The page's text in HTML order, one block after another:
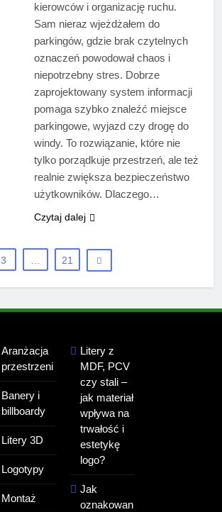
kierowców i organizację ruchu.
Sam nieraz wjeżdżałem do
parkingów, gdzie brak czytelnych
oznaczeń powodował chaos i
niepotrzebny stres. Dobrze
zaprojektowany system informacji
pomaga szybko znaleźć miejsce
parkingowe, wyjazd czy drogę do
windy. To rozwiązanie, które nie
tylko porządkuje przestrzeń, ale też
realnie zwiększa bezpieczeństwo
użytkowników. Dlaczego…
Czytaj dalej
3 … 21
Aranżacja
przestrzeni
Banery i
billboardy
Litery 3D
Logotypy
Montaż
Litery z
MDF, PCV
czy stali –
jak materiał
wpływa na
trwałość i
estetykę
logo?
Jak
oznakowan